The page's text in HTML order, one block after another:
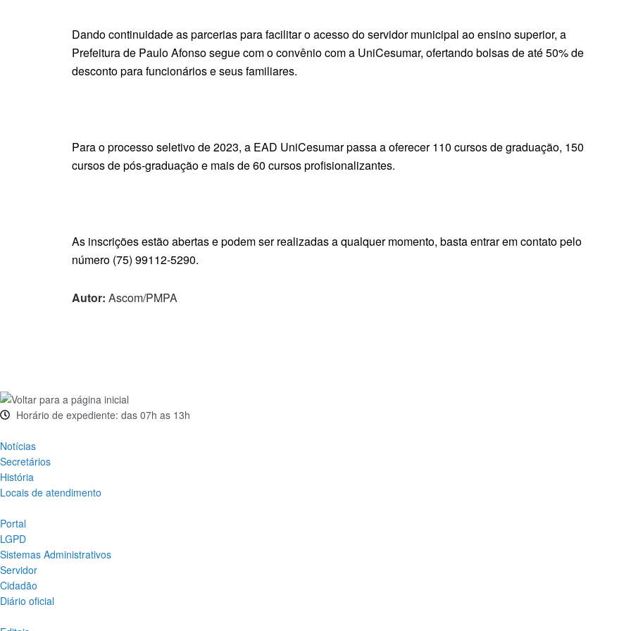
Dando continuidade as parcerias para facilitar o acesso do servidor municipal ao ensino superior, a
Prefeitura de Paulo Afonso segue com o convênio com a UniCesumar, ofertando bolsas de até 50% de
desconto para funcionários e seus familiares.
Para o processo seletivo de 2023, a EAD UniCesumar passa a oferecer 110 cursos de graduação, 150
cursos de pós-graduação e mais de 60 cursos profisionalizantes.
As inscrições estão abertas e podem ser realizadas a qualquer momento, basta entrar em contato pelo
número (75) 99112-5290.
Autor: Ascom/PMPA
Horário de expediente: das 07h as 13h
Notícias
Secretários
História
Locais de atendimento
Portal
LGPD
Sistemas Administrativos
Servidor
Cidadão
Diário oficial